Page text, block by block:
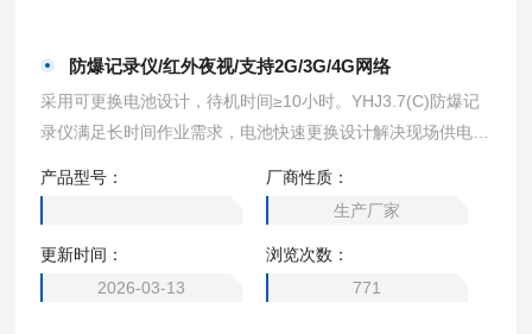
防爆记录仪/红外夜视/支持2G/3G/4G网络
采用可更换电池设计，待机时间≥10小时。YHJ3.7(C)防爆记
录仪满足长时间作业需求，电池快速更换设计解决现场供电难
支持2G/3G/4G网络
产品型号：
厂商性质：
生产厂家
更新时间：
2026-03-13
浏览次数：
771